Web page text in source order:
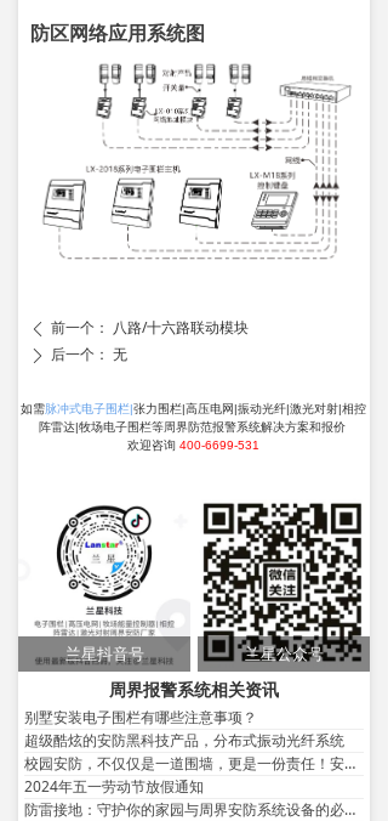
ꄴ 前一个： 八路/十六路联动模块
防区网络应用系统图
ꄲ 后一个： 无
如需脉冲式电子围栏|张力围栏|高压电网|振动光纤|激光对射|相控
阵雷达|牧场电子围栏等周界防范报警系统解决方案和报价
欢迎咨询 400-6699-531
周界报警系统相关资讯
别墅安装电子围栏有哪些注意事项？
超级酷炫的安防黑科技产品，分布式振动光纤系统
校园安防，不仅仅是一道围墙，更是一份责任！安全，从关注开始
2024年五一劳动节放假通知
防雷接地：守护你的家园与周界安防系统设备的必备措施
兰星抖音号 兰星公众号